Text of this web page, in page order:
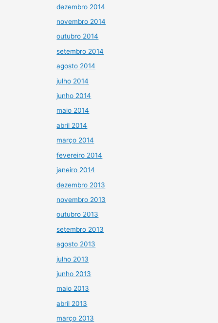
dezembro 2014
novembro 2014
outubro 2014
setembro 2014
agosto 2014
julho 2014
junho 2014
maio 2014
abril 2014
março 2014
fevereiro 2014
janeiro 2014
dezembro 2013
novembro 2013
outubro 2013
setembro 2013
agosto 2013
julho 2013
junho 2013
maio 2013
abril 2013
março 2013